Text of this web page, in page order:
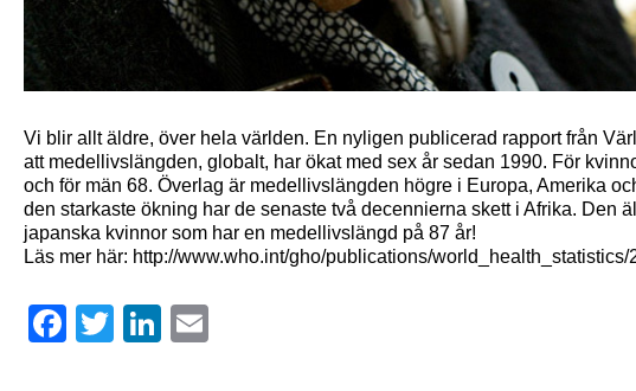
Vi blir allt äldre, över hela världen. En nyligen publicerad rapport från
att medellivslängden, globalt, har ökat med sex år sedan 1990. För
och för män 68. Överlag är medellivslängden högre i Europa, Amerika
den starkaste ökning har de senaste två decennierna skett i Afrika. Den
japanska kvinnor som har en medellivslängd på 87 år!
Läs mer här: http://www.who.int/gho/publications/world_health_statistics/
Facebook
Twitter LinkedIn